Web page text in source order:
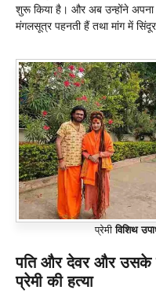
शुरू किया है। और अब उन्होंने
मंगलसूत्र पहनती हैं तथा मांग में
प्रेमीविशिथ
पति और देवर और उसके
प्रेमी की हत्या